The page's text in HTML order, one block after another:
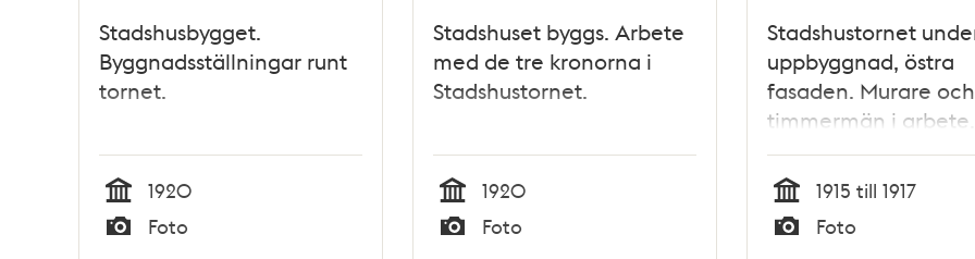
Stadshusbygget.
Byggnadsställningar runt
tornet.
Tid
1920
Foto
Stadshuset byggs. Arbete
med de tre kronorna i
Stadshustornet.
Tid
1920
Foto
Stadshustornet
uppbyggnad, östra
fasaden. Murare och
timmermän i arbete.
Tid
1915 till 1917
Foto